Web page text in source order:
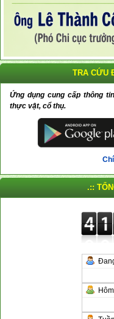
TRA CỨU
Ứng dụng cung cấp thông
thực vật, cổ thụ.
.::